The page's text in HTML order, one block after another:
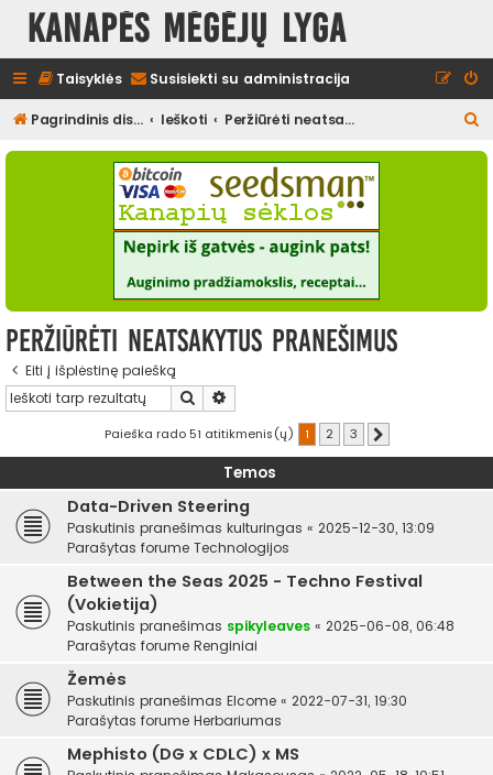
Kanapės mėgėjų lyga
Taisyklės Susisiekti su administracija
Pagrindinis diskusijų puslapis Ieškoti Peržiūrėti neatsakytus pranešimus
e
Peržiūrėti neatsakytus pranešimus
Eiti į išplėstinę paiešką
Ieškoti
Paieška rado 51 atitikmenis(ų) 1 2 3
Temos
Data-Driven Steering
Paskutinis pranešimas kulturingas « 2025-12-30, 13:09
Parašytas forume Technologijos
Between the Seas 2025 - Techno Festival
(Vokietija)
Paskutinis pranešimas spikyleaves « 2025-06-08, 06:48
Parašytas forume Renginiai
Žemės
Paskutinis pranešimas Elcome « 2022-07-31, 19:30
Parašytas forume Herbariumas
Mephisto (DG x CDLC) x MS